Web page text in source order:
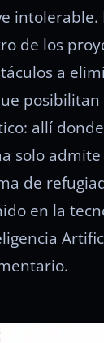
de los
a
allí
solo
de
en la